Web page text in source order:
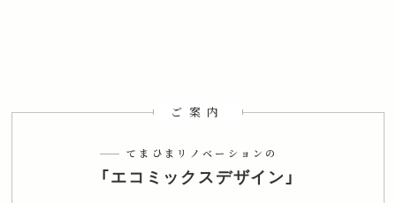
駅看板
Facebook X LINE
SUUMO以外のポータルサイト
覚えていない
その他
ご案内
てまひまリノベーションの
「エコミックスデザイン」